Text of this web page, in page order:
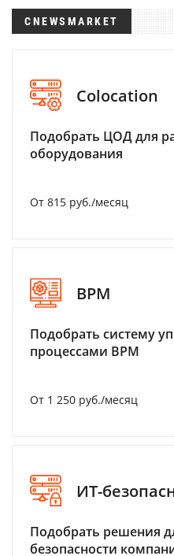
CNEWSMARKET
Colocation
Подобрать ЦОД для
оборудования
От 815 руб./месяц
BPM
Подобрать систему
процессами BPM
От 1 250 руб./месяц
ИТ-
Подобрать решения
безопасности